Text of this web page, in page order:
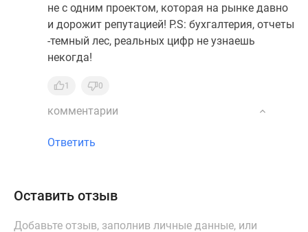
не с одним проектом, которая на рынке давно
и дорожит репутацией! P.S: бухгалтерия, отчеты
-темный лес, реальных цифр не узнаешь
некогда!
1 0
комментарии
Ответить
Оставить отзыв
Добавьте отзыв, заполнив личные данные, или